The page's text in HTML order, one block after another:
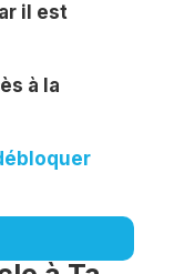
il est
à la